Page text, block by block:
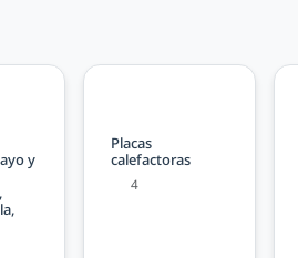
y
Placas
calefactoras
4